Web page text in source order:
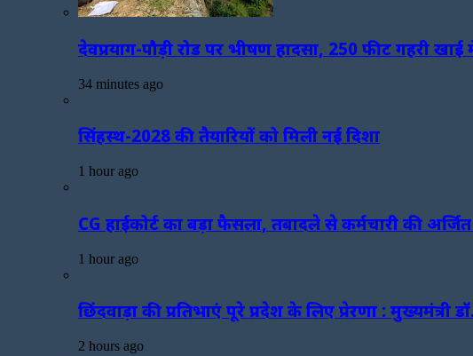
देवप्रयाग-पौड़ी रोड पर भीषण हादसा, 250 फीट गहरी
34 minutes ago
सिंहस्थ-2028 की तैयारियों को मिली नई दिशा
1 hour ago
CG हाईकोर्ट का बड़ा फैसला, तबादले से कर्मचारी की अर्जित
1 hour ago
छिंदवाड़ा की प्रतिभाएं पूरे प्रदेश के लिए प्रेरणा : मुख्यमंत्री
2 hours ago